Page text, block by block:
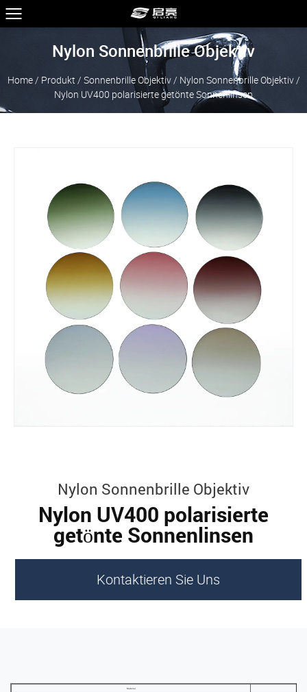
Nylon Sonnenbrille Objektiv
Home/ Produkt / Sonnenbrille Objektiv/ Nylon Sonnenbrille Objektiv/
Nylon UV400 polarisierte getönte Sonnenlinsen
Nylon Sonnenbrille Objektiv
Nylon UV400 polarisierte
getönte Sonnenlinsen
Kontaktieren Sie Uns
Material